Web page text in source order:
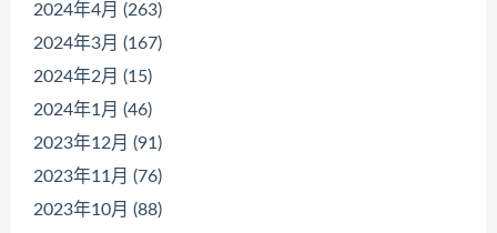
2024年4月 (263)
2024年3月 (167)
2024年2月 (15)
2024年1月 (46)
2023年12月 (91)
2023年11月 (76)
2023年10月 (88)